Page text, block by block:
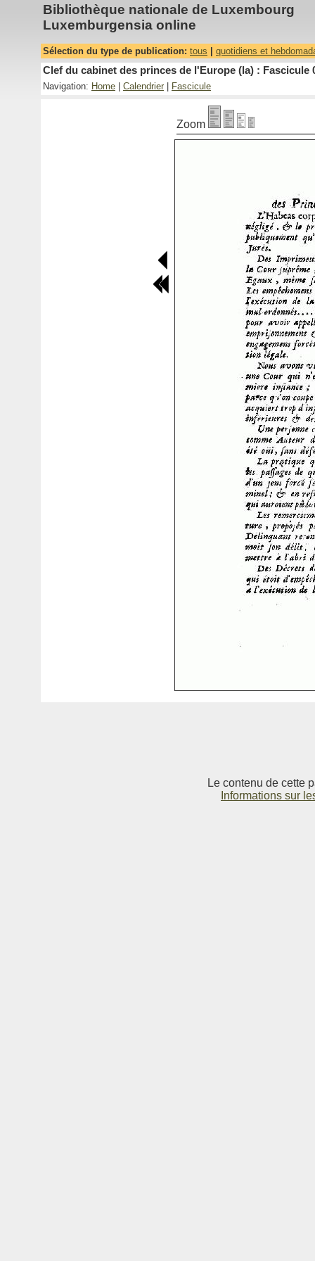
Bibliothèque nationale de Luxembourg
Luxemburgensia online
Sélection du type de publication: tous quotidiens et
Clef du cabinet des princes de l'Europe (la) : Fascicule
Navigation: Home Calendrier Fascicule
Zoom
Le contenu de cette
Informations sur